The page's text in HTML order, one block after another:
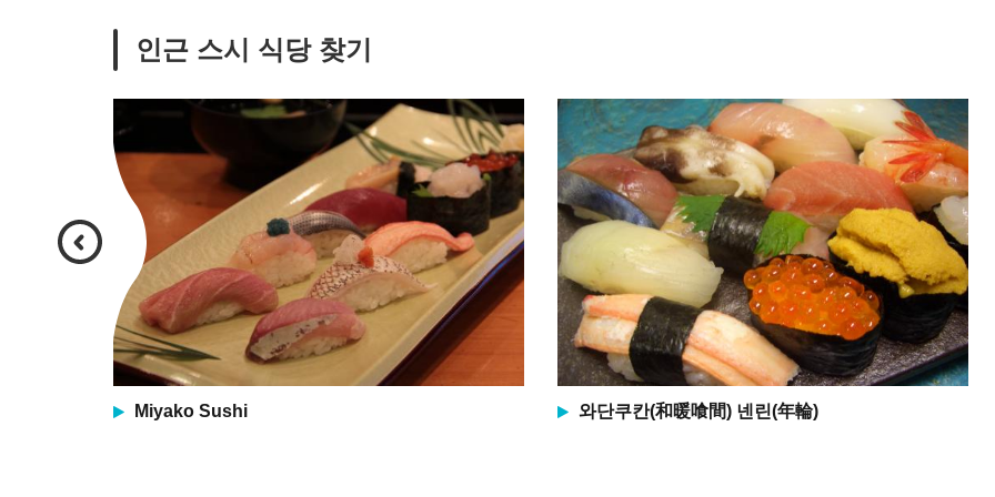
인근 스시 식당 찾기
Miyako Sushi 와단쿠칸(和暖喰間) 넨린(年輪)